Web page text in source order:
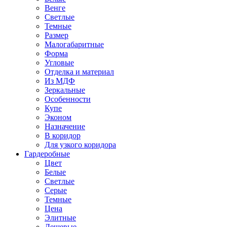
Венге
Светлые
Темные
Размер
Малогабаритные
Форма
Угловые
Отделка и материал
Из МДФ
Зеркальные
Особенности
Купе
Эконом
Назначение
В коридор
Для узкого коридора
Гардеробные
Цвет
Белые
Светлые
Серые
Темные
Цена
Элитные